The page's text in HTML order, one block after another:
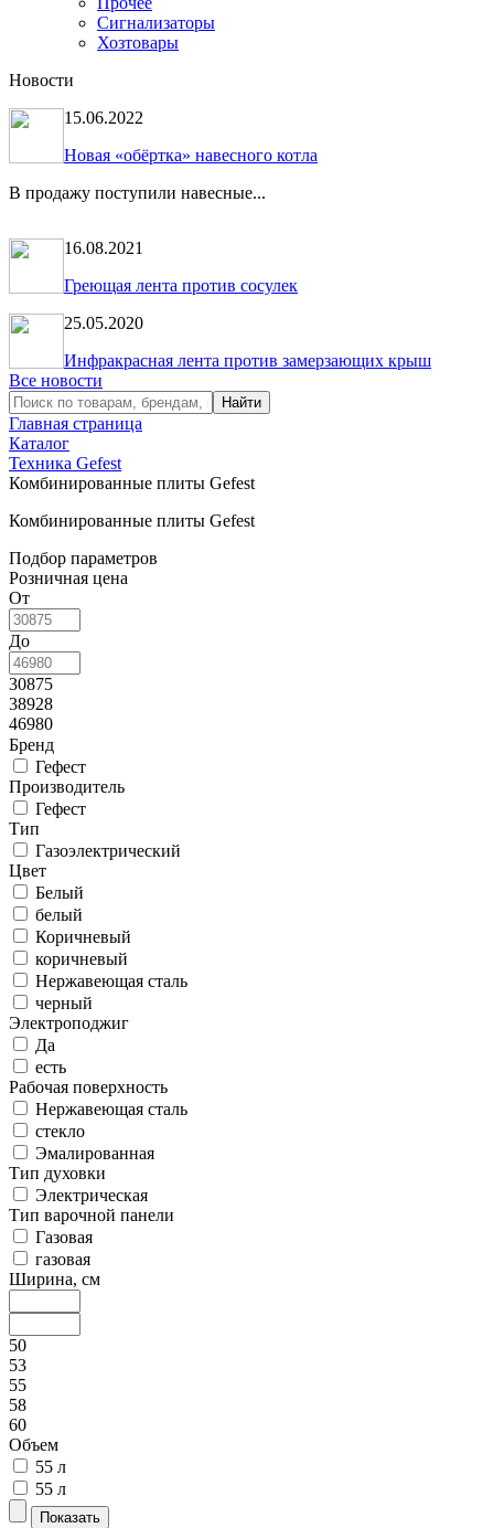
Сигнализаторы
Хозтовары
Новости
15.06.2022
Новая «обёртка» навесного котла
В продажу поступили навесные...
16.08.2021
Греющая лента против сосулек
25.05.2020
Инфракрасная лента против замерзающих крыш
Все новости
Главная страница
Каталог
Техника Gefest
Комбинированные плиты Gefest
Комбинированные плиты Gefest
Подбор параметров
Розничная цена
От
До
30875
38928
46980
Бренд
Гефест
Производитель
Гефест
Тип
Газоэлектрический
Цвет
Белый
белый
Коричневый
коричневый
Нержавеющая сталь
черный
Электроподжиг
Да
есть
Рабочая поверхность
Нержавеющая сталь
стекло
Эмалированная
Тип духовки
Электрическая
Тип варочной панели
Газовая
газовая
Ширина, см
50
53
55
58
60
Объем
55 л
55 л